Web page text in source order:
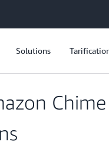
Solutions